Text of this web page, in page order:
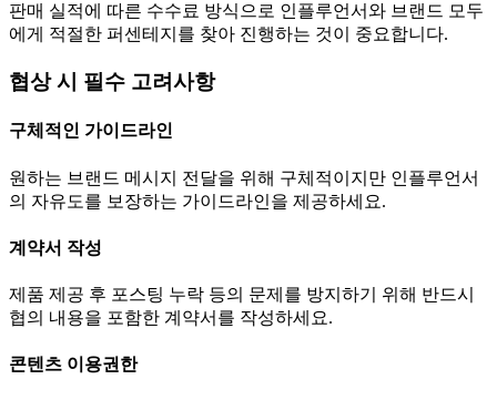
판매 실적에 따른 수수료 방식으로 인플루언서와 브랜드 모두
에게 적절한 퍼센테지를 찾아 진행하는 것이 중요합니다.
협상 시 필수 고려사항
구체적인 가이드라인
원하는 브랜드 메시지 전달을 위해 구체적이지만 인플루언서
의 자유도를 보장하는 가이드라인을 제공하세요.
계약서 작성
제품 제공 후 포스팅 누락 등의 문제를 방지하기 위해 반드시
협의 내용을 포함한 계약서를 작성하세요.
콘텐츠 이용권한